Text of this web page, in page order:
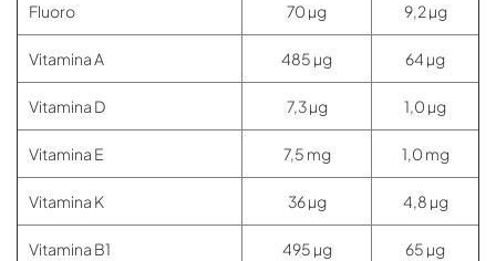
Fluoro 70 µg 9,2 µg
Vitamina A 485 µg 64 µg
Vitamina D 7,3 µg 1,0 µg
Vitamina E 7,5 mg 1,0 mg
Vitamina K 36 µg 4,8 µg
Vitamina B1 495 µg 65 µg